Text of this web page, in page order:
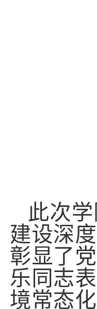
此次
建设深
彰显了
乐同志
境常态